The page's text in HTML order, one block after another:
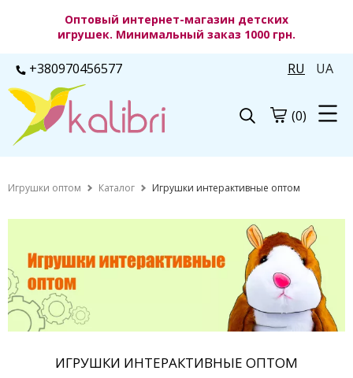
Оптовый интернет-магазин детских
игрушек. Минимальный заказ 1000 грн.
+380970456577 RU UA
(0)
Игрушки оптом Каталог Игрушки интерактивные оптом
ИГРУШКИ ИНТЕРАКТИВНЫЕ ОПТОМ